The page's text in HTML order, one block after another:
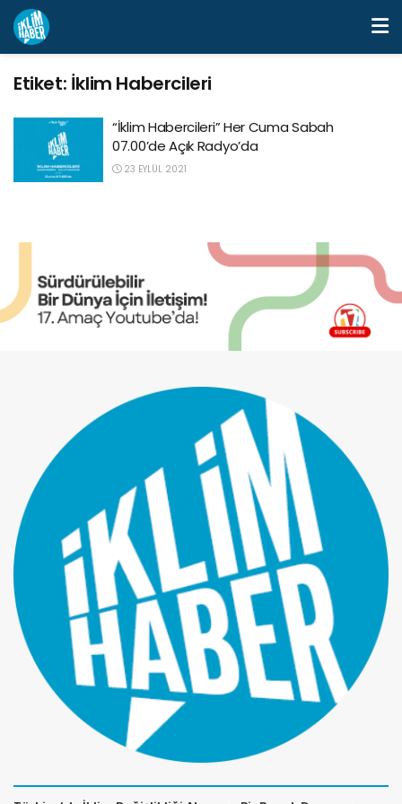
Etiket: İklim Habercileri
“İklim Habercileri” Her Cuma Sabah
07.00’de Açık Radyo’da
23 EYLÜL 2021